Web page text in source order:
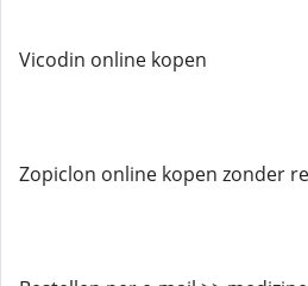
Vicodin online kopen
Zopiclon online kopen zonder